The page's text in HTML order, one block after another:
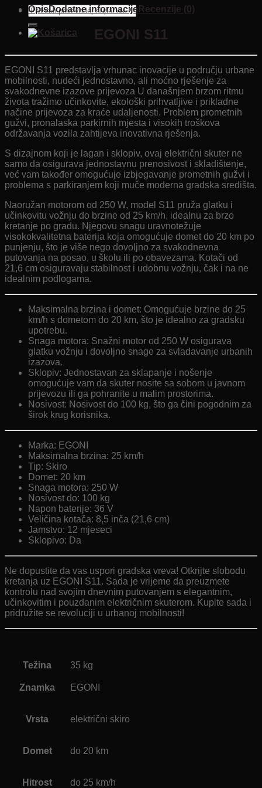
Pretraži:
OpisDodatne informacije Recenzije (0)
EGONI S11
EGONI S11 predstavlja vrhunac inovacije u području urbane
mobilnosti, nudeći jednostavno, ali moćno rješenje za
svakodnevne izazove prijevoza U današnjem brzom ritmu
života tražimo učinkovite, ekološki prihvatljive i prikladne
načine prijevoza za kraće udaljenosti. Problem prometnih
gužvi, pronalaska parkirnih mjesta i visokih troškova
održavanja vozila zahtijeva inovativna rješenja.
S dizajnom koji je lagan i sklopiv, ovaj električni skuter ne
samo da osigurava jednostavnu prenosivost i skladištenje,
već vam također omogućuje izbjegavanje prometnih gužvi i
problema s parkiranjem koji muče moderna gradska središta.
Naoružan motorom od 250 W, model S11 pruža glatku i
učinkovitu vožnju do brzine od 25 km/h, idealnu za brzo
kretanje po gradu. Njegovu snagu uravnotežuje
visokokvalitetna baterija koja omogućuje domet do 20 km po
punjenju, što je više nego dovoljno za svakodnevna
putovanja na posao, u školu ili po obavezama. Kotači od
21,6 cm osiguravaju stabilnost i udobnu vožnju, čak i na ne
idealnim podlogama.
Maksimalna brzina i domet: Omogućuje brzine do 25
km/h s dometom do 20 km, što je idealno za gradsku
upotrebu.
Snaga motora: Snažni motor od 250 W osigurava
glatku vožnju i dovoljno snage za svladavanje urbanih
izazova.
Sklopiv: Jednostavan za sklapanje i nošenje
omogućuje vam da skuter nosite sa sobom u javnom
prijevozu ili ga pohranite u malim prostorima.
Nosivost: Nosivost do 100 kg, što ga čini pogodnim za
širok krug korisnika.
Marka: EGONI
Maksimalna brzina: 25 km/h
Tip: Skiro
Domet: 20 km
Snaga motora: 250 W
Nosivost do: 100 kg
Napon baterije: 36 V
Veličina kotača: 8,5 inča (21,6 cm)
Jamstvo: 12 mjeseci
Sklopivo: Da
Ne dopustite da vas uspori gradska vreva! Otkrijte slobodu
kretanja uz EGONI S11. Sada je vrijeme da preuzmete
kontrolu nad svojim dnevnim putovanjem s elegantnim,
učinkovitim i pouzdanim električnim skuterom. Kupite sada i
pridružite se revoluciji u urbanoj mobilnosti!
Težina 35 kg
Znamka EGONI
Vrsta električni skiro
Domet do 20 km
Hitrost do 25 km/h